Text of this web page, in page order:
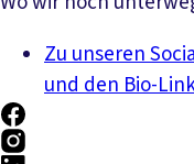
Zu unseren
und den Bio-